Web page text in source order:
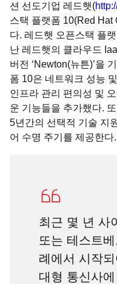
션 선도기업 레드햇(
스택 플랫폼 10(Red Hat
다. 레드햇 오픈스택 플
난 레드햇의 클라우드
버전 ‘Newton(뉴튼)’을
폼 10은 네트워크 성능
인프라 관리 편의성 및
운 기능들을 추가했다.
5년간의 선택적 기술 지
어 수명 주기를 제공한다.
최근 몇 년 사
또는 테스트
례에서 시작
대형 통신사